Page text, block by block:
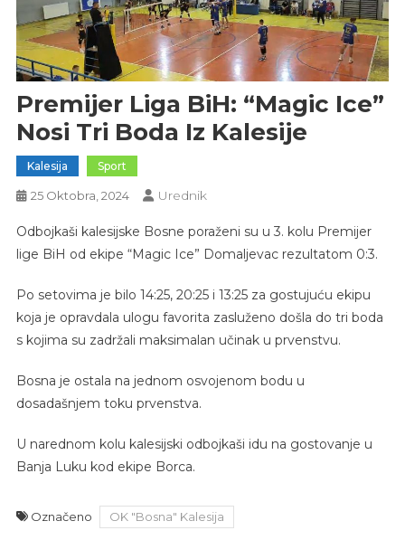
Premijer Liga BiH: “Magic Ice”
Nosi Tri Boda Iz Kalesije
Kalesija Sport
25 Oktobra, 2024 Urednik
Odbojkaši kalesijske Bosne poraženi su u 3. kolu Premijer
lige BiH od ekipe “Magic Ice” Domaljevac rezultatom 0:3.
Po setovima je bilo 14:25, 20:25 i 13:25 za gostujuću ekipu
koja je opravdala ulogu favorita zasluženo došla do tri boda
s kojima su zadržali maksimalan učinak u prvenstvu.
Bosna je ostala na jednom osvojenom bodu u
dosadašnjem toku prvenstva.
U narednom kolu kalesijski odbojkaši idu na gostovanje u
Banja Luku kod ekipe Borca.
Označeno OK "Bosna" Kalesija